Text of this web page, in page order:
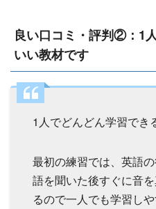
良い口コミ・評判②：1
いい教材です
1人でどんどん学習でき
最初の練習では、英語
語を聞いた後すぐに音
るので一人でも学習しや